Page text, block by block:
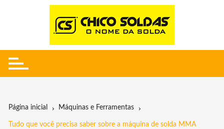
Página inicial Máquinas e Ferramentas
Tudo que você precisa saber sobre a máquina de solda MMA